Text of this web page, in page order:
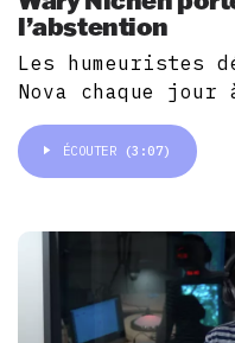
l’abstention
Les humeuristes
Nova chaque jour
ÉCOUTER (3:07)